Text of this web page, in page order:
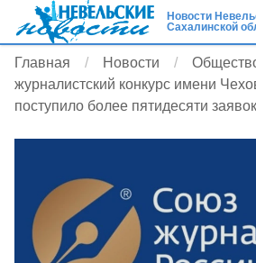
Новости
Сахалинской
Главная Новости
журналистский конкурс имени
поступило более пятидесяти заявок